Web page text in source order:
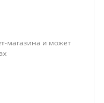
магазина и может